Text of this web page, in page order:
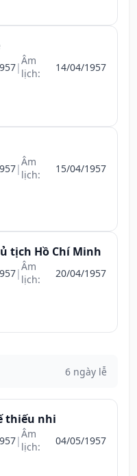
|Âm
lịch:
14/04/1957
|Âm
lịch:
15/04/1957
tịch Hồ Chí Minh
|Âm
lịch:
20/04/1957
6 ngày lễ
thiếu nhi
|Âm
lịch:
04/05/1957